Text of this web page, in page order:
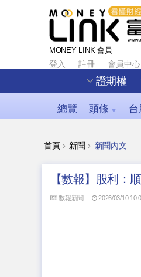
MONEY LINK 會員
登入 註冊 會員中心
證期權
總覽 頭條 ▼ 台
首頁 新聞 新聞內文
【數報】股利：
數報新聞 2026/03/10